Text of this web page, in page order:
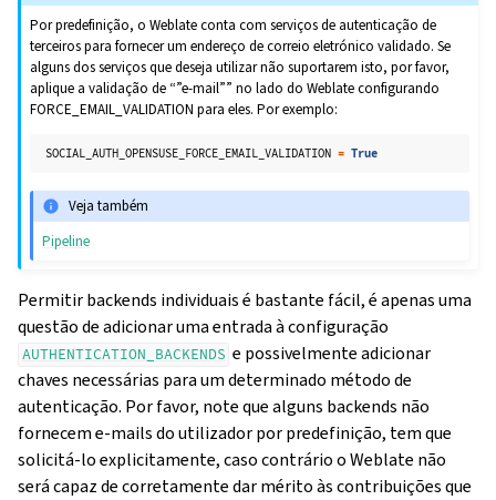
navigation of Instruções de configuração
Por predefinição, o Weblate conta com serviços de autenticação de
terceiros para fornecer um endereço de correio eletrónico validado. Se
alguns dos serviços que deseja utilizar não suportarem isto, por favor,
aplique a validação de “”e-mail”” no lado do Weblate configurando
FORCE_EMAIL_VALIDATION para eles. Por exemplo:
SOCIAL_AUTH_OPENSUSE_FORCE_EMAIL_VALIDATION = True
Veja também
Pipeline
Permitir backends individuais é bastante fácil, é apenas uma
questão de adicionar uma entrada à configuração
AUTHENTICATION_BACKENDS e possivelmente adicionar
chaves necessárias para um determinado método de
autenticação. Por favor, note que alguns backends não
fornecem e-mails do utilizador por predefinição, tem que
solicitá-lo explicitamente, caso contrário o Weblate não
será capaz de corretamente dar mérito às contribuições que